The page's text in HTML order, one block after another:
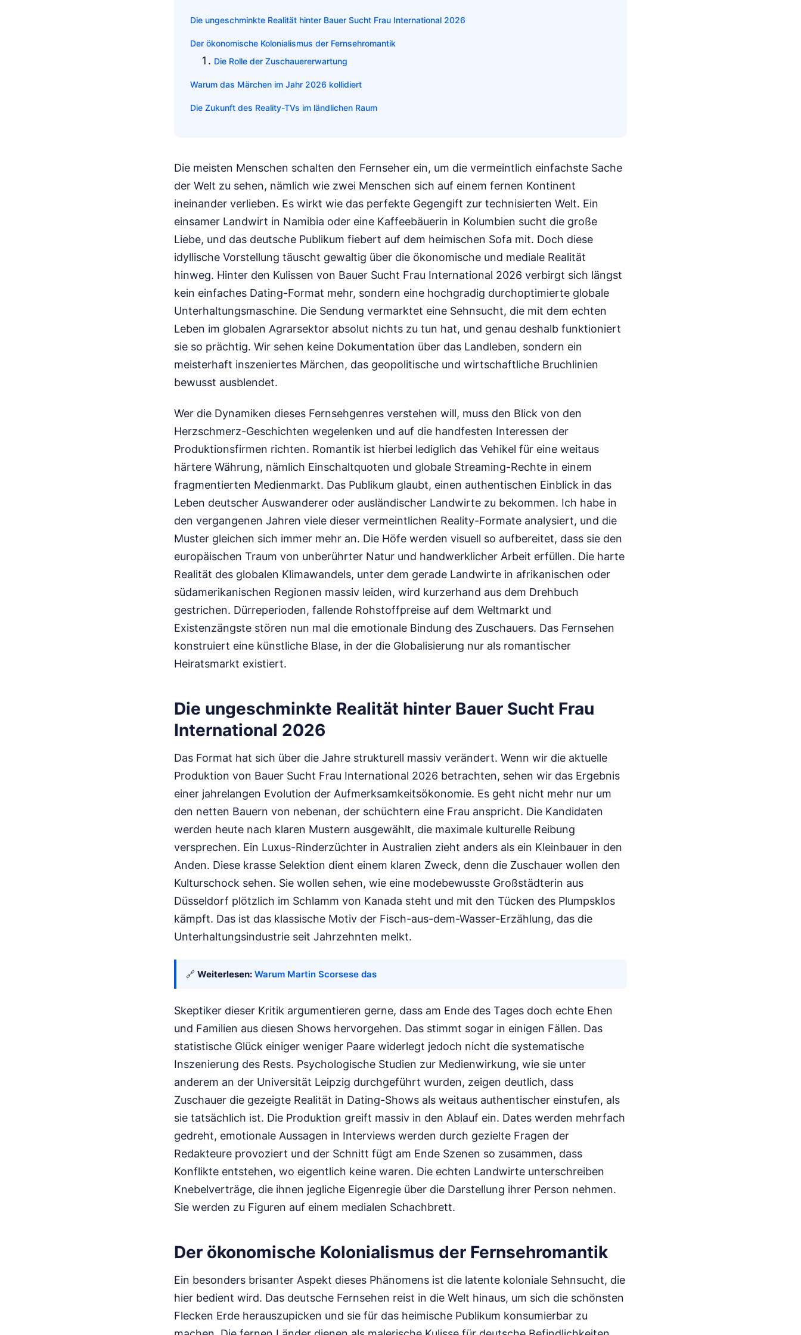
Die ungeschminkte Realität hinter Bauer Sucht Frau International 2026
Der ökonomische Kolonialismus der Fernsehromantik
Die Rolle der Zuschauererwartung
Warum das Märchen im Jahr 2026 kollidiert
Die Zukunft des Reality-TVs im ländlichen Raum
Die meisten Menschen schalten den Fernseher ein, um die vermeintlich einfachste Sache
der Welt zu sehen, nämlich wie zwei Menschen sich auf einem fernen Kontinent
ineinander verlieben. Es wirkt wie das perfekte Gegengift zur technisierten Welt. Ein
einsamer Landwirt in Namibia oder eine Kaffeebäuerin in Kolumbien sucht die große
Liebe, und das deutsche Publikum fiebert auf dem heimischen Sofa mit. Doch diese
idyllische Vorstellung täuscht gewaltig über die ökonomische und mediale Realität
hinweg. Hinter den Kulissen von Bauer Sucht Frau International 2026 verbirgt sich längst
kein einfaches Dating-Format mehr, sondern eine hochgradig durchoptimierte globale
Unterhaltungsmaschine. Die Sendung vermarktet eine Sehnsucht, die mit dem echten
Leben im globalen Agrarsektor absolut nichts zu tun hat, und genau deshalb funktioniert
sie so prächtig. Wir sehen keine Dokumentation über das Landleben, sondern ein
meisterhaft inszeniertes Märchen, das geopolitische und wirtschaftliche Bruchlinien
bewusst ausblendet.
Wer die Dynamiken dieses Fernsehgenres verstehen will, muss den Blick von den
Herzschmerz-Geschichten wegelenken und auf die handfesten Interessen der
Produktionsfirmen richten. Romantik ist hierbei lediglich das Vehikel für eine weitaus
härtere Währung, nämlich Einschaltquoten und globale Streaming-Rechte in einem
fragmentierten Medienmarkt. Das Publikum glaubt, einen authentischen Einblick in das
Leben deutscher Auswanderer oder ausländischer Landwirte zu bekommen. Ich habe in
den vergangenen Jahren viele dieser vermeintlichen Reality-Formate analysiert, und die
Muster gleichen sich immer mehr an. Die Höfe werden visuell so aufbereitet, dass sie den
europäischen Traum von unberührter Natur und handwerklicher Arbeit erfüllen. Die harte
Realität des globalen Klimawandels, unter dem gerade Landwirte in afrikanischen oder
südamerikanischen Regionen massiv leiden, wird kurzerhand aus dem Drehbuch
gestrichen. Dürreperioden, fallende Rohstoffpreise auf dem Weltmarkt und
Existenzängste stören nun mal die emotionale Bindung des Zuschauers. Das Fernsehen
konstruiert eine künstliche Blase, in der die Globalisierung nur als romantischer
Heiratsmarkt existiert.
Die ungeschminkte Realität hinter Bauer Sucht Frau
International 2026
Das Format hat sich über die Jahre strukturell massiv verändert. Wenn wir die aktuelle
Produktion von Bauer Sucht Frau International 2026 betrachten, sehen wir das Ergebnis
einer jahrelangen Evolution der Aufmerksamkeitsökonomie. Es geht nicht mehr nur um
den netten Bauern von nebenan, der schüchtern eine Frau anspricht. Die Kandidaten
werden heute nach klaren Mustern ausgewählt, die maximale kulturelle Reibung
versprechen. Ein Luxus-Rinderzüchter in Australien zieht anders als ein Kleinbauer in den
Anden. Diese krasse Selektion dient einem klaren Zweck, denn die Zuschauer wollen den
Kulturschock sehen. Sie wollen sehen, wie eine modebewusste Großstädterin aus
Düsseldorf plötzlich im Schlamm von Kanada steht und mit den Tücken des Plumpsklos
kämpft. Das ist das klassische Motiv der Fisch-aus-dem-Wasser-Erzählung, das die
Unterhaltungsindustrie seit Jahrzehnten melkt.
🔗 Weiterlesen: Warum Martin Scorsese das
Skeptiker dieser Kritik argumentieren gerne, dass am Ende des Tages doch echte Ehen
und Familien aus diesen Shows hervorgehen. Das stimmt sogar in einigen Fällen. Das
statistische Glück einiger weniger Paare widerlegt jedoch nicht die systematische
Inszenierung des Rests. Psychologische Studien zur Medienwirkung, wie sie unter
anderem an der Universität Leipzig durchgeführt wurden, zeigen deutlich, dass
Zuschauer die gezeigte Realität in Dating-Shows als weitaus authentischer einstufen, als
sie tatsächlich ist. Die Produktion greift massiv in den Ablauf ein. Dates werden mehrfach
gedreht, emotionale Aussagen in Interviews werden durch gezielte Fragen der
Redakteure provoziert und der Schnitt fügt am Ende Szenen so zusammen, dass
Konflikte entstehen, wo eigentlich keine waren. Die echten Landwirte unterschreiben
Knebelverträge, die ihnen jegliche Eigenregie über die Darstellung ihrer Person nehmen.
Sie werden zu Figuren auf einem medialen Schachbrett.
Der ökonomische Kolonialismus der Fernsehromantik
Ein besonders brisanter Aspekt dieses Phänomens ist die latente koloniale Sehnsucht, die
hier bedient wird. Das deutsche Fernsehen reist in die Welt hinaus, um sich die schönsten
Flecken Erde herauszupicken und sie für das heimische Publikum konsumierbar zu